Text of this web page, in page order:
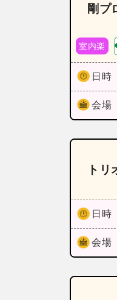
剛プ
室内楽
日時
会場
トリ
日時
会場